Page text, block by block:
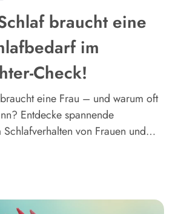
braucht eine
im
Check!
eine Frau – und warum oft
Entdecke spannende
von Frauen und